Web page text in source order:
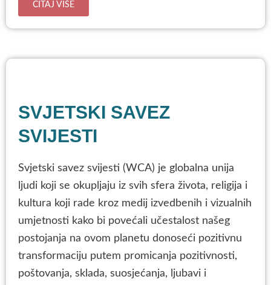
ČITAJ VIŠE
SVJETSKI SAVEZ
SVIJESTI
Svjetski savez svijesti (WCA) je globalna unija
ljudi koji se okupljaju iz svih sfera života, religija i
kultura koji rade kroz medij izvedbenih i vizualnih
umjetnosti kako bi povećali učestalost našeg
postojanja na ovom planetu donoseći pozitivnu
transformaciju putem promicanja pozitivnosti,
poštovanja, sklada, suosjećanja, ljubavi i